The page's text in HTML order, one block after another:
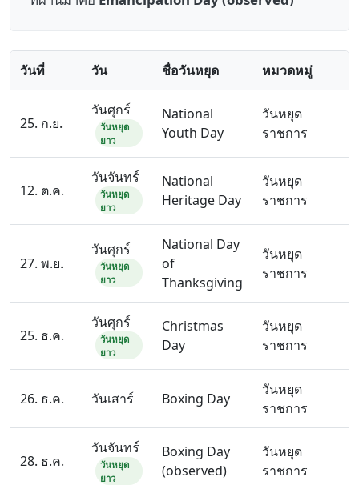
วันที่ วัน ชื่อวันหยุด หมวดหมู่
25. ก.ย.
วันศุกร์
วันหยุด
ยาว
National
Youth Day
วันหยุด
ราชการ
12. ต.ค.
วันจันทร์
วันหยุด
ยาว
National
Heritage Day
วันหยุด
ราชการ
27. พ.ย.
วันศุกร์
วันหยุด
ยาว
National Day
of
Thanksgiving
วันหยุด
ราชการ
25. ธ.ค.
วันศุกร์
วันหยุด
ยาว
Christmas
Day
วันหยุด
ราชการ
26. ธ.ค. วันเสาร์ Boxing Day
วันหยุด
ราชการ
28. ธ.ค.
วันจันทร์
วันหยุด
ยาว
Boxing Day
(observed)
วันหยุด
ราชการ